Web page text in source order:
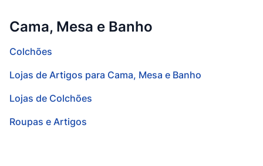
Cama, Mesa e Banho
Colchões
Lojas de Artigos para Cama, Mesa e Banho
Lojas de Colchões
Roupas e Artigos